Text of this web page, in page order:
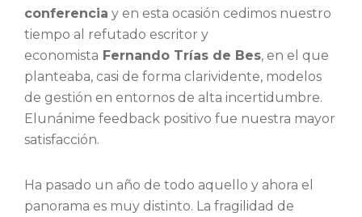
conferencia y en esta ocasión cedimos nuestro
tiempo al refutado escritor y
economista Fernando Trías de Bes, en el que
planteaba, casi de forma clarividente, modelos
de gestión en entornos de alta incertidumbre.
Elunánime feedback positivo fue nuestra mayor
satisfacción.
Ha pasado un año de todo aquello y ahora el
panorama es muy distinto. La fragilidad de